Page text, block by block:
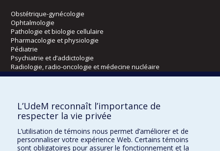
Obstétrique-gynécologie
Ophtalmologie
Pathologie et biologie cellulaire
Pharmacologie et physiologie
Pédiatrie
Psychiatrie et d’addictologie
Radiologie, radio-oncologie et médecine nucléaire
Kinésiologie et des sciences de l’activité physique
Orthophonie et audiologie
Réadaptation
L’UdeM reconnaît l’importance de
respecter la vie privée
L’utilisation de témoins nous permet d’améliorer et de
personnaliser votre expérience Web. Certains témoins
sont obligatoires pour assurer le fonctionnement et la